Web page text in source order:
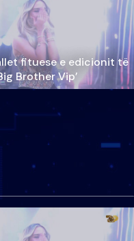
fituese e edicionit të
Brother Vip’